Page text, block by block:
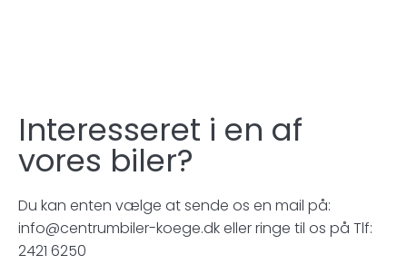
Interesseret i en af
vores biler?
Du kan enten vælge at sende os en mail på:
info@centrumbiler-koege.dk eller ringe til os på Tlf:
2421 6250